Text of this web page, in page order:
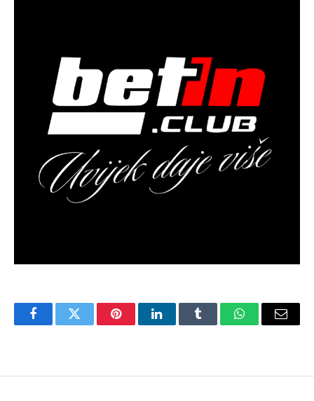
FacebookTwitter PinterestLinkedInTumblr WhatsAppEmail